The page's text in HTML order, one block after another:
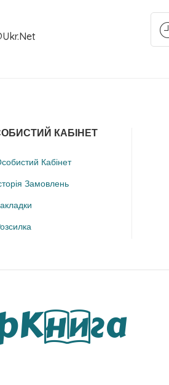
КАБІНЕТ
Кабінет
Замовлень